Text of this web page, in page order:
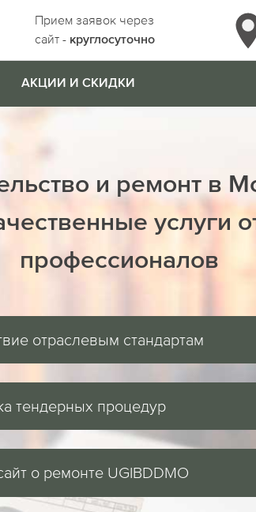
Прием заявок через
сайт - круглосуточно
АКЦИИ И СКИДКИ
и ремонт в
услуги
профессионалов
отраслевым стандартам
тендерных процедур
о ремонте UGIBDDMO